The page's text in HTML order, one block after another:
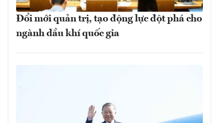
Đổi mới quản trị, tạo động lực đột phá cho
ngành dầu khí quốc gia